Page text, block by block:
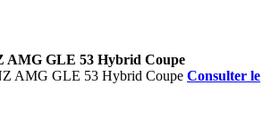
AMG GLE 53 Hybrid Coupe
Consulter le